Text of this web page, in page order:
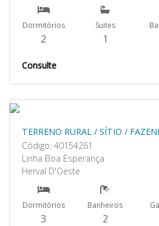
Dormitórios
2
Suites
1
Consulte
TERRENO RURAL / SÍTIO /
Código: 40154261
Linha Boa Esperança
Herval D'Oeste
Dormitórios
3
Banheiros
2